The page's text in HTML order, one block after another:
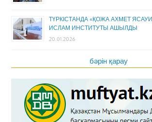
ТҮРКІСТАНДА «ҚОЖА АХМЕТ
ИСЛАМ ИНСТИТУТЫ АШЫЛДЫ
20.01.2026
бәрін қарау